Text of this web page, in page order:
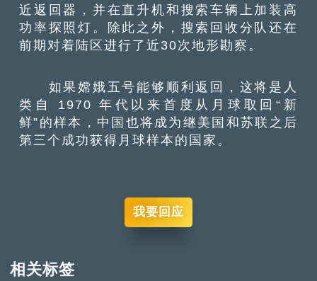
近返回器，并在直升机和搜索车辆上加装高
功率探照灯。除此之外，搜索回收分队还在
前期对着陆区进行了近30次地形勘察。
如果嫦娥五号能够顺利返回，这将是人
类自 1970 年代以来首度从月球取回“新
鲜”的样本，中国也将成为继美国和苏联之后
第三个成功获得月球样本的国家。
我要回应
相关标签